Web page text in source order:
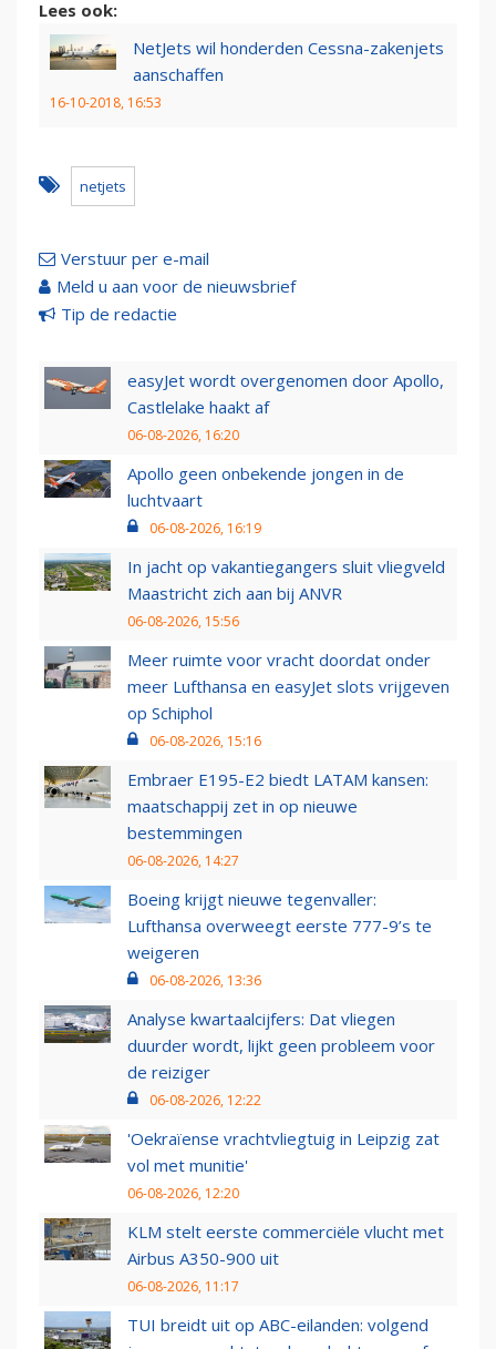
Lees ook:
NetJets wil honderden Cessna-zakenjets
aanschaffen
16-10-2018, 16:53
netjets
Verstuur per e-mail
Meld u aan voor de nieuwsbrief
Tip de redactie
easyJet wordt overgenomen door Apollo,
Castlelake haakt af
06-08-2026, 16:20
Apollo geen onbekende jongen in de
luchtvaart
06-08-2026, 16:19
In jacht op vakantiegangers sluit vliegveld
Maastricht zich aan bij ANVR
06-08-2026, 15:56
Meer ruimte voor vracht doordat onder
meer Lufthansa en easyJet slots vrijgeven
op Schiphol
06-08-2026, 15:16
Embraer E195-E2 biedt LATAM kansen:
maatschappij zet in op nieuwe
bestemmingen
06-08-2026, 14:27
Boeing krijgt nieuwe tegenvaller:
Lufthansa overweegt eerste 777-9’s te
weigeren
06-08-2026, 13:36
Analyse kwartaalcijfers: Dat vliegen
duurder wordt, lijkt geen probleem voor
de reiziger
06-08-2026, 12:22
'Oekraïense vrachtvliegtuig in Leipzig zat
vol met munitie'
06-08-2026, 12:20
KLM stelt eerste commerciële vlucht met
Airbus A350-900 uit
06-08-2026, 11:17
TUI breidt uit op ABC-eilanden: volgend